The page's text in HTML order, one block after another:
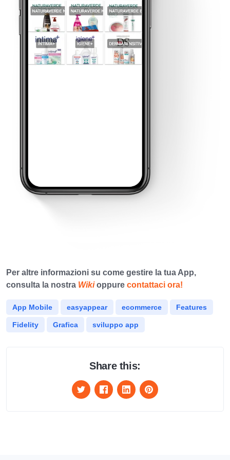
Per altre informazioni su come gestire la tua App,
consulta la nostra Wikioppure contattaci ora!
App Mobile easyappear ecommerce Features
Fidelity Grafica sviluppo app
Share this: